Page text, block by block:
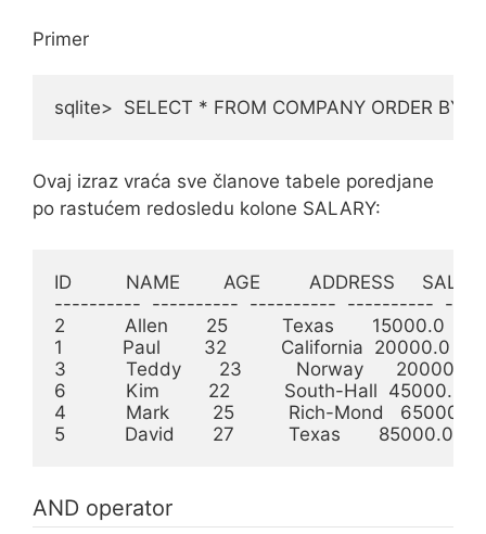
Primer
sqlite>  SELECT * FROM COMPANY ORDER BY
Ovaj izraz vraća sve članove tabele poredjane
po rastućem redosledu kolone SALARY:
ID          NAME        AGE         ADDRESS
----------  ----------  ----------  ----------
2           Allen       25          Texas       15000.0
1           Paul        32          California  20000.0
3           Teddy       23          Norway      20000.0
6           Kim         22          South-Hall  45000.0
4           Mark        25          Rich-Mond   65000.0
5           David       27          Texas       85000.0
AND operator